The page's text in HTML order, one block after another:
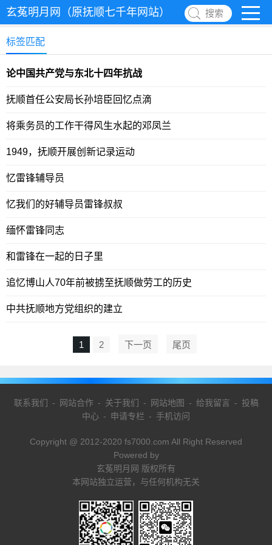
玄菟明月网（原抚顺七千年网站） 搜索
标签匹配
论中国共产党与东北十四年抗战
抚顺首任公安局长孙培臣回忆点滴
将乘务员的工作干得风生水起的邓凤兰
1949，抚顺开展创新记录运动
忆雷锋辅导员
忆我们的好辅导员雷锋叔叔
缅怀雷锋同志
和雷锋在一起的日子里
追忆博山人70年前被掳至抚顺做劳工的历史
中共抚顺地方党组织的建立
1 2 下一页 尾页
联系我们 - 网站合作- 关于我们 - 网站地图 - 给我留言 - 投稿
中心 - 申请专栏 - 手机访问
Copyright @ 2012-2020 fs7000.com All Right Reserved
Powered by
玄菟明月网 版权所有
本网站独立运营，与任何机构无关